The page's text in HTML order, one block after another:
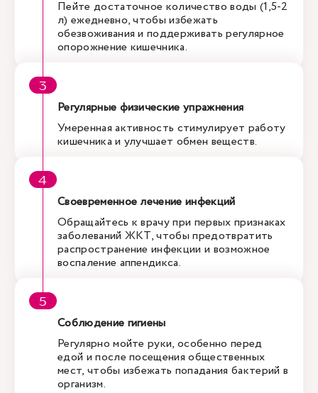
Пейте достаточное количество воды (1,5-2
л) ежедневно, чтобы избежать
обезвоживания и поддерживать регулярное
опорожнение кишечника.
Регулярные физические упражнения
Умеренная активность стимулирует работу
кишечника и улучшает обмен веществ.
Своевременное лечение инфекций
Обращайтесь к врачу при первых признаках
заболеваний ЖКТ, чтобы предотвратить
распространение инфекции и возможное
воспаление аппендикса.
Соблюдение гигиены
Регулярно мойте руки, особенно перед
едой и после посещения общественных
мест, чтобы избежать попадания бактерий в
организм.